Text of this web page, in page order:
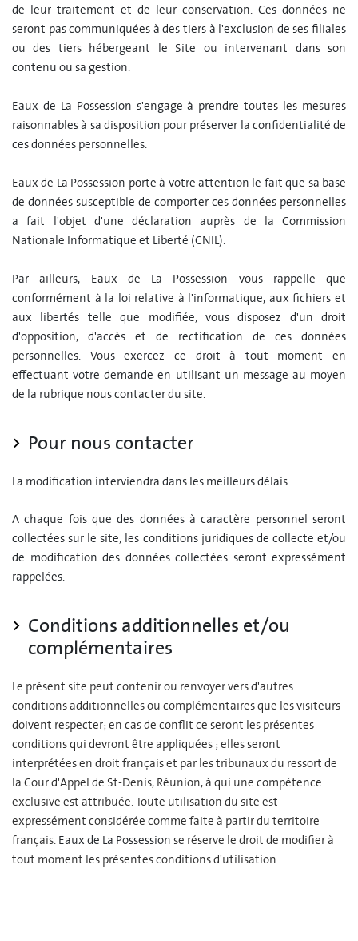
de leur traitement et de leur conservation. Ces données ne
seront pas communiquées à des tiers à l'exclusion de ses filiales
ou des tiers hébergeant le Site ou intervenant dans son
contenu ou sa gestion.
Eaux de La Possession s'engage à prendre toutes les mesures
raisonnables à sa disposition pour préserver la confidentialité de
ces données personnelles.
Eaux de La Possession porte à votre attention le fait que sa base
de données susceptible de comporter ces données personnelles
a fait l'objet d'une déclaration auprès de la Commission
Nationale Informatique et Liberté (CNIL).
Par ailleurs, Eaux de La Possession vous rappelle que
conformément à la loi relative à l'informatique, aux fichiers et
aux libertés telle que modifiée, vous disposez d'un droit
d'opposition, d'accès et de rectification de ces données
personnelles. Vous exercez ce droit à tout moment en
effectuant votre demande en utilisant un message au moyen
de la rubrique nous contacter du site.
Pour nous contacter
La modification interviendra dans les meilleurs délais.
A chaque fois que des données à caractère personnel seront
collectées sur le site, les conditions juridiques de collecte et/ou
de modification des données collectées seront expressément
rappelées.
Conditions additionnelles et/ou
complémentaires
Le présent site peut contenir ou renvoyer vers d'autres
conditions additionnelles ou complémentaires que les visiteurs
doivent respecter; en cas de conflit ce seront les présentes
conditions qui devront être appliquées ; elles seront
interprétées en droit français et par les tribunaux du ressort de
la Cour d'Appel de St-Denis, Réunion, à qui une compétence
exclusive est attribuée. Toute utilisation du site est
expressément considérée comme faite à partir du territoire
français.Eaux de La Possessionse réserve le droit de modifier à
tout moment les présentes conditions d'utilisation.